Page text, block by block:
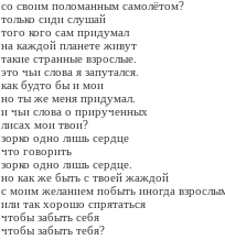
со своим поломанным самолётом?
только сиди слушай
того кого сам придумал
на каждой планете живут
такие странные взрослые.
это чьи слова я запутался.
как будто бы и мои
но ты же меня придумал.
и чьи слова о приру́ченных
лисах мои твои?
зорко одно лишь сердце
что говорить
зорко одно лишь сердце.
но как же быть с твоей жаждой
с моим желанием побыть иногда
или так хорошо спрятаться
чтобы забыть себя
чтобы забыть тебя?